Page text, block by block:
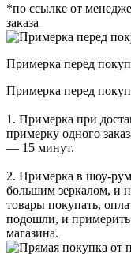
*по ссылке от
заказа
Примерка перед
Примерка перед
1. Примерка при
примерку одного
— 15 минут.
2. Примерка в шоу-
большим зеркалом, и
товары покупать,
подошли, и
магазина.